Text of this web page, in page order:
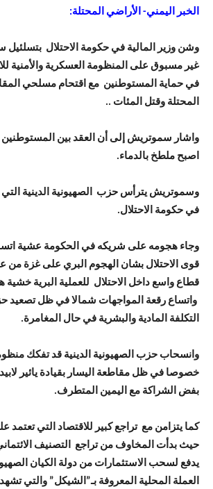
الخبر اليمني- الأراضي المحتلة:
وشن وزير المالية في حكومة الاحتلال
غير مسبوق على المنظومة العسكرية والأمنية
في حماية المستوطنين مع اقتحام مسلحي
المحتلة وقتل المئات ..
واشار سموتريش إلى أن العقد بين المستوطنين
اصبح ملطخ بالدماء.
وسموتريش يترأس حزب الصهيونية الدينية
في حكومة الاحتلال.
وجاء هجومه على شريكه في الحكومة عشية
قوى الاحتلال بشان الهجوم البري على غزة
قطاع واسع داخل الاحتلال للعملية البرية خشية
واتساع رقعة المواجهات شمالا في ظل تصعيد
التكلفة المادية والبشرية في حال المغامرة.
وانسحاب حزب الصهيونية الدينية قد تفكك
خصوصا في ظل مقاطعة اليسار بقيادة يائير
بفض الشراكة مع اليمين المتطرف.
كما يتزامن مع تراجع كبير للاقتصاد التي تعتمد
حيث بدأت المخاوف من تراجع التصنيف
يدفع لسحب الاستثمارات من دولة الكيان
العملة المحلية المعروفة بـ”الشيكل” والتي